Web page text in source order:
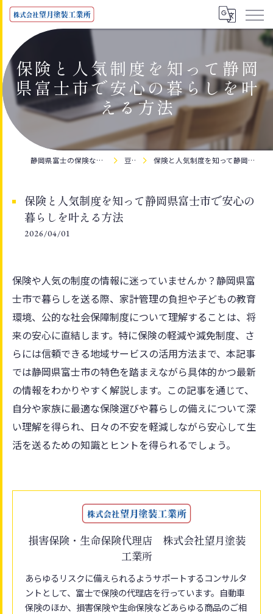
保険と人気制度を知って静岡
県富士市で安心の暮らしを叶
える方法
静岡県富士の保険なら株式会社望月塗装工業所 豆知識 保険と人気制度を知って静岡県富士市で安心の暮らしを叶える方法
保険と人気制度を知って静岡県富士市で安心の
暮らしを叶える方法
2026/04/01
保険や人気の制度の情報に迷っていませんか？静岡県富
士市で暮らしを送る際、家計管理の負担や子どもの教育
環境、公的な社会保障制度について理解することは、将
来の安心に直結します。特に保険の軽減や減免制度、さ
らには信頼できる地域サービスの活用方法まで、本記事
では静岡県富士市の特色を踏まえながら具体的かつ最新
の情報をわかりやすく解説します。この記事を通じて、
自分や家族に最適な保険選びや暮らしの備えについて深
い理解を得られ、日々の不安を軽減しながら安心して生
活を送るための知識とヒントを得られるでしょう。
損害保険・生命保険代理店 株式会社望月塗装
工業所
あらゆるリスクに備えられるようサポートするコンサルタ
ントとして、富士で保険の代理店を行っています。自動車
保険のほか、損害保険や生命保険などあらゆる商品のご相